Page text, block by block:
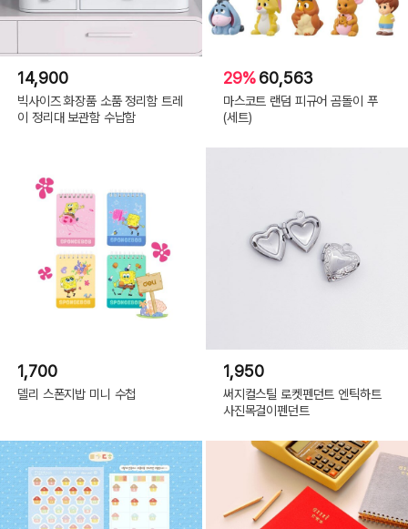
14,900
빅사이즈 화장품 소품 정리함 트레
이 정리대 보관함 수납함
29%60,563
마스코트 랜덤 피규어 곰돌이 푸
(세트)
1,700
델리 스폰지밥 미니 수첩
1,950
써지컬스틸 로켓펜던트 엔틱하트
사진목걸이펜던트